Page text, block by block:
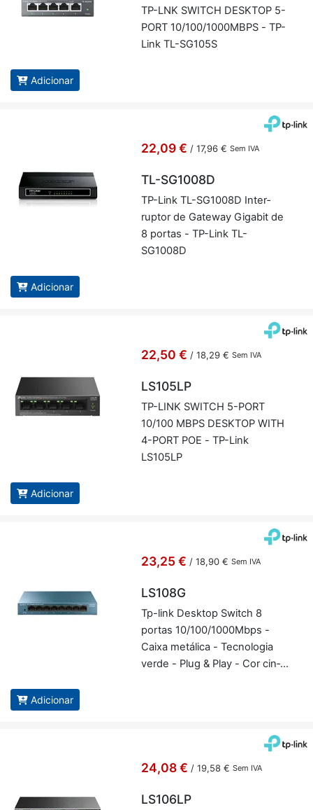
TP-LNK SWITCH DESKTOP 5-
PORT 10/100/1000MBPS - TP-
Link TL-SG105S
Adicionar
22,09 € / 17,96 € Sem IVA
TL-SG1008D
TP-Link TL-SG1008D In­ter­
ruptor de Ga­teway Gi­gabit de
8 portas - TP-Link TL-
SG1008D
Adicionar
22,50 € / 18,29 € Sem IVA
LS105LP
TP-LINK SWITCH 5-PORT
10/100 MBPS DESKTOP WITH
4-PORT POE - TP-Link
LS105LP
Adicionar
23,25 € / 18,90 € Sem IVA
LS108G
Tp-link Desktop Switch 8
portas 10/100/1000Mbps -
Caixa me­tá­lica - Tec­no­logia
verde - Plug & Play - Cor cin­
Adicionar
24,08 € / 19,58 € Sem IVA
LS106LP